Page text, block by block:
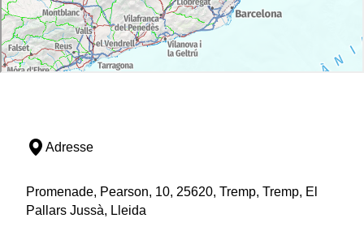
Adresse
Promenade, Pearson, 10, 25620, Tremp, Tremp, El
Pallars Jussà, Lleida